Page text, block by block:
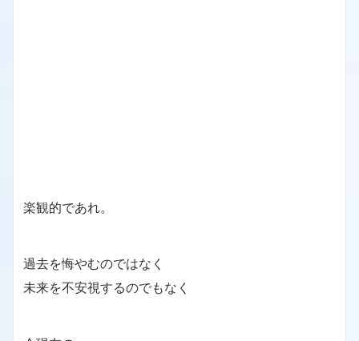
楽観的であれ。
過去を悔やむのではなく
未来を不安視するのでもなく